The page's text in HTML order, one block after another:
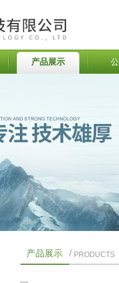
产品展示
产品展示 / PRODUCTS